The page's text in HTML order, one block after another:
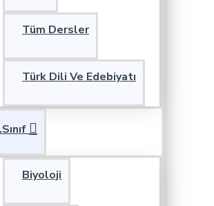
Tüm Dersler
Türk Dili Ve Edebiyatı
Biyoloji